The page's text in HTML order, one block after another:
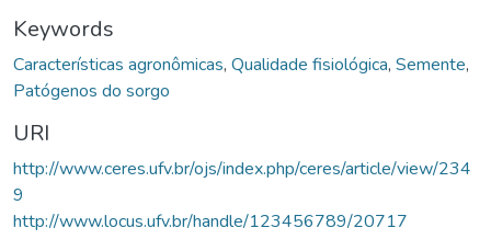
Keywords
Características agronômicas, Qualidade fisiológica, Semente,
Patógenos do sorgo
URI
http://www.ceres.ufv.br/ojs/index.php/ceres/article/view/234
9
http://www.locus.ufv.br/handle/123456789/20717